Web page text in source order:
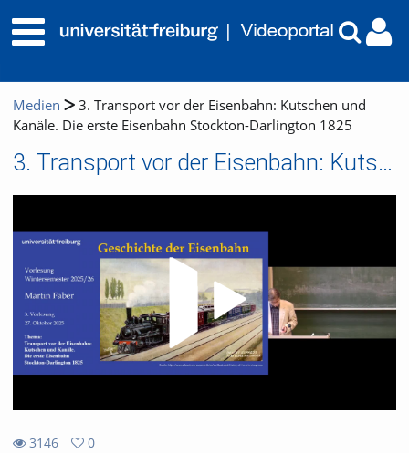
Medien
3. Transport vor der Eisenbahn: Kutschen und
Kanäle. Die erste Eisenbahn Stockton-Darlington 1825
3. Transport vor der Eisenbahn: Kutschen und Kanäle. Die erste Eisenbahn Stockton-Darlington 1825
3146
0